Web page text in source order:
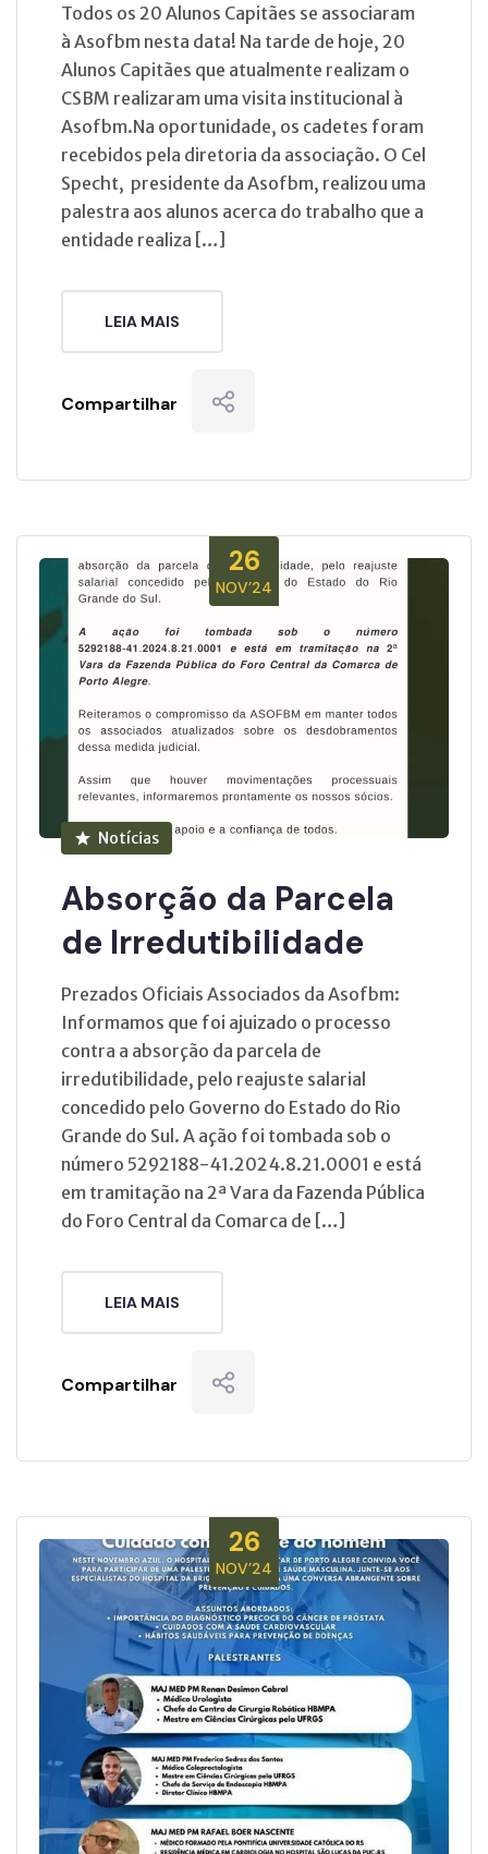
Todos os 20 Alunos Capitães se associaram
à Asofbm nesta data! Na tarde de hoje, 20
Alunos Capitães que atualmente realizam o
CSBM realizaram uma visita institucional à
Asofbm.Na oportunidade, os cadetes foram
recebidos pela diretoria da associação. O Cel
Specht, presidente da Asofbm, realizou uma
palestra aos alunos acerca do trabalho que a
entidade realiza […]
LEIA MAIS
Compartilhar
26
NOV’24
Notícias
Absorção da Parcela
de Irredutibilidade
Prezados Oficiais Associados da Asofbm:
Informamos que foi ajuizado o processo
contra a absorção da parcela de
irredutibilidade, pelo reajuste salarial
concedido pelo Governo do Estado do Rio
Grande do Sul. A ação foi tombada sob o
número 5292188-41.2024.8.21.0001 e está
em tramitação na 2ª Vara da Fazenda Pública
do Foro Central da Comarca de […]
LEIA MAIS
Compartilhar
26
NOV’24